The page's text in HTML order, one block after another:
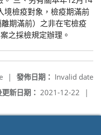
境檢疫對象，檢疫期滿前
離期滿前）之非在宅檢疫
之採檢規定辦理。
發佈日期： Invalid date
|
新日期： 2021-12-22 |